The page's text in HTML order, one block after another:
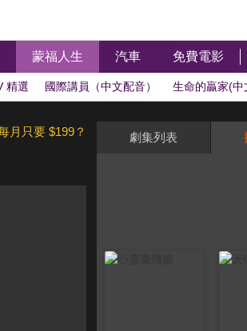
蒙福人生 汽車 免費電影
精選 國際講員（中文配音） 生命的贏家(中
月只要 $199？ 劇集列表